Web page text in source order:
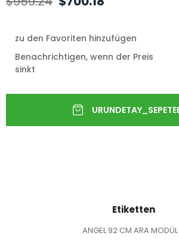
zu den Favoriten hinzufügen
Benachrichtigen, wenn der Preis
sinkt
Etiketten
ANGEL 92 CM ARA MODÜL